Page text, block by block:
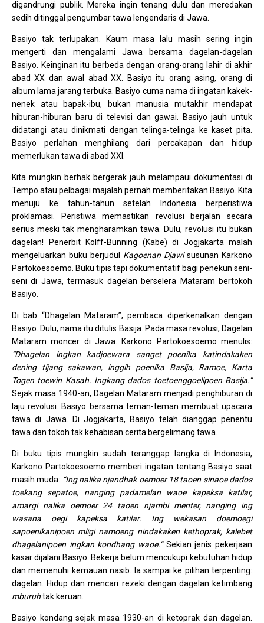
digandrungi publik. Mereka ingin tenang dulu dan meredakan
sedih ditinggal pengumbar tawa lengendaris di Jawa.
Basiyo tak terlupakan. Kaum masa lalu masih sering ingin
mengerti dan mengalami Jawa bersama dagelan-dagelan
Basiyo. Keinginan itu berbeda dengan orang-orang lahir di akhir
abad XX dan awal abad XX. Basiyo itu orang asing, orang di
album lama jarang terbuka. Basiyo cuma nama di ingatan kakek-
nenek atau bapak-ibu, bukan manusia mutakhir mendapat
hiburan-hiburan baru di televisi dan gawai. Basiyo jauh untuk
didatangi atau dinikmati dengan telinga-telinga ke kaset pita.
Basiyo perlahan menghilang dari percakapan dan hidup
memerlukan tawa di abad XXI.
Kita mungkin berhak bergerak jauh melampaui dokumentasi di
Tempo atau pelbagai majalah pernah memberitakan Basiyo. Kita
menuju ke tahun-tahun setelah Indonesia berperistiwa
proklamasi. Peristiwa memastikan revolusi berjalan secara
serius meski tak mengharamkan tawa. Dulu, revolusi itu bukan
dagelan! Penerbit Kolff-Bunning (Kabe) di Jogjakarta malah
mengeluarkan buku berjudul Kagoenan Djawisusunan Karkono
Partokoesoemo. Buku tipis tapi dokumentatif bagi penekun seni-
seni di Jawa, termasuk dagelan berselera Mataram bertokoh
Basiyo.
Di bab “Dhagelan Mataram”, pembaca diperkenalkan dengan
Basiyo. Dulu, nama itu ditulis Basija. Pada masa revolusi, Dagelan
Mataram moncer di Jawa. Karkono Partokoesoemo menulis:
“Dhagelan ingkan kadjoewara sanget poenika katindakaken
dening tijang sakawan, inggih poenika Basija, Ramoe, Karta
Togen toewin Kasah. Ingkang dados toetoenggoelipoen Basija.”
Sejak masa 1940-an, Dagelan Mataram menjadi penghiburan di
laju revolusi. Basiyo bersama teman-teman membuat upacara
tawa di Jawa. Di Jogjakarta, Basiyo telah dianggap penentu
tawa dan tokoh tak kehabisan cerita bergelimang tawa.
Di buku tipis mungkin sudah teranggap langka di Indonesia,
Karkono Partokoesoemo memberi ingatan tentang Basiyo saat
masih muda: “Ing nalika njandhak oemoer 18 taoen sinaoe dados
toekang sepatoe, nanging padamelan waoe kapeksa katilar,
amargi nalika oemoer 24 taoen njambi menter, nanging ing
wasana oegi kapeksa katilar. Ing wekasan doemoegi
sapoenikanipoen mligi namoeng nindakaken kethoprak, kalebet
dhagelanipoen ingkan kondhang waoe.”Sekian jenis pekerjaan
kasar dijalani Basiyo. Bekerja belum mencukupi kebutuhan hidup
dan memenuhi kemauan nasib. Ia sampai ke pilihan terpenting:
dagelan. Hidup dan mencari rezeki dengan dagelan ketimbang
mburuhtak keruan.
Basiyo kondang sejak masa 1930-an di ketoprak dan dagelan.